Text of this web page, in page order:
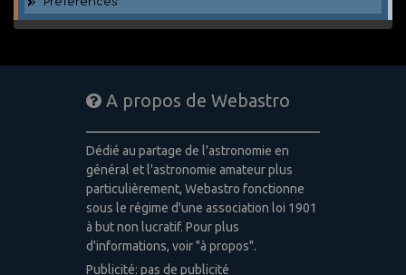
A propos de Webastro
Dédié au partage de l'astronomie en
général et l'astronomie amateur plus
particulièrement, Webastro fonctionne
sous le régime d'une association loi 1901
à but non lucratif. Pour plus
d'informations, voir "à propos".
Publicité: pas de publicité